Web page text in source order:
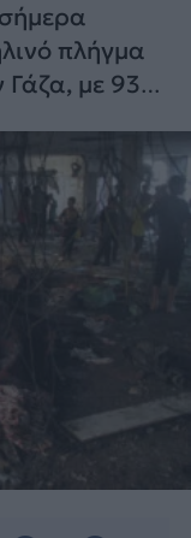
πλήγμα
Γάζα, με 93